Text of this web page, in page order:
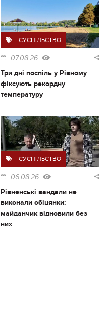
СУСПІЛЬСТВО
07.08.26
Три дні поспіль у Рівному
фіксують рекордну
температуру
СУСПІЛЬСТВО
06.08.26
Рівненські вандали не
виконали обіцянки:
майданчик відновили без
них